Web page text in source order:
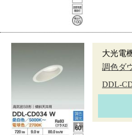
大光電
調色ダ
DDL-